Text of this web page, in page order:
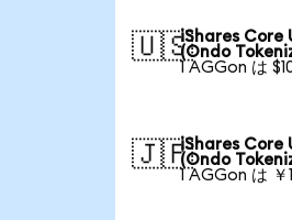
🇺🇸iShares Core
(Ondo
1 AGGon は
🇯🇵iShares Core
(Ondo
1 AGGon は